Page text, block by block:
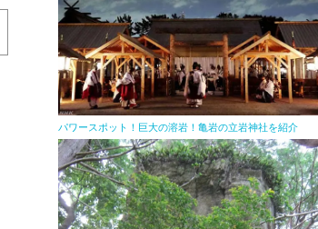
パワースポット！巨大の溶岩！亀岩の立岩神社を紹介